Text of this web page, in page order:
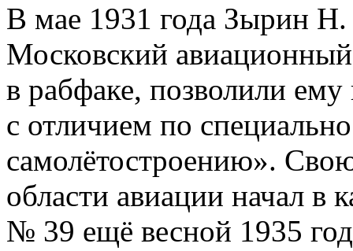
В мае 1931 года Зырин Н.
Московский
в рабфаке, позволили
с отличием по
самолётостроению».
области авиации начал в
№ 39 ещё весной 1935